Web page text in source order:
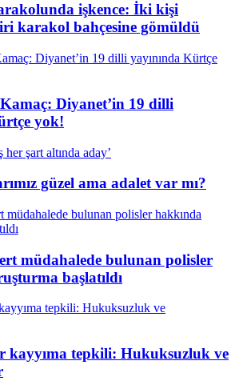
işkence: İki kişi
karakol bahçesine gömüldü
Diyanet’in 19 dilli
yok!
güzel ama adalet var mı?
müdahalede bulunan polisler
başlatıldı
kayyıma tepkili: Hukuksuzluk ve